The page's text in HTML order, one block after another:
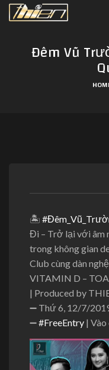
Đêm Vũ
🏝️ #
Đi – Trở lại với âm
trong không gian
Club cùng dàn
VITAMIN D –
| Produced by
➖ Thứ 6, 12/7/
➖#FreeEntry |